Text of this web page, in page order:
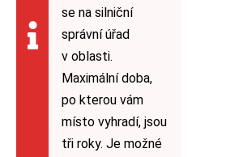
se na silniční
správní úřad
v oblasti.
Maximální doba,
po kterou vám
místo vyhradí, jsou
tři roky. Je možné